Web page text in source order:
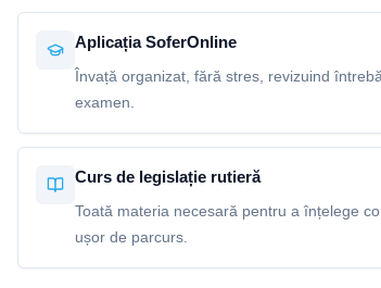
Aplicația SoferOnline
Învață organizat, fără stres, revizuind
examen.
Curs de legislație rutieră
Toată materia necesară pentru a înțelege
ușor de parcurs.